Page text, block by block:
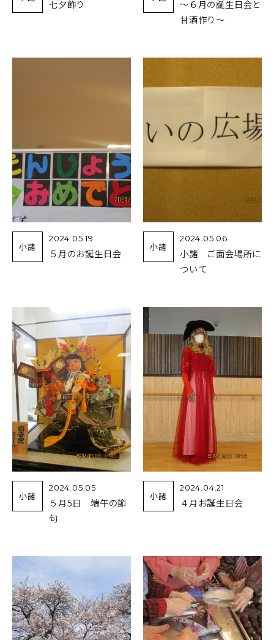
七夕飾り
～６月の誕生日会と
甘酒作り～
小諸
2024.05.19
５月のお誕生日会
小諸
2024.05.06
小諸 ご面会場所に
ついて
小諸
2024.05.05
５月5日 端午の節
句
小諸
2024.04.21
４月お誕生日会